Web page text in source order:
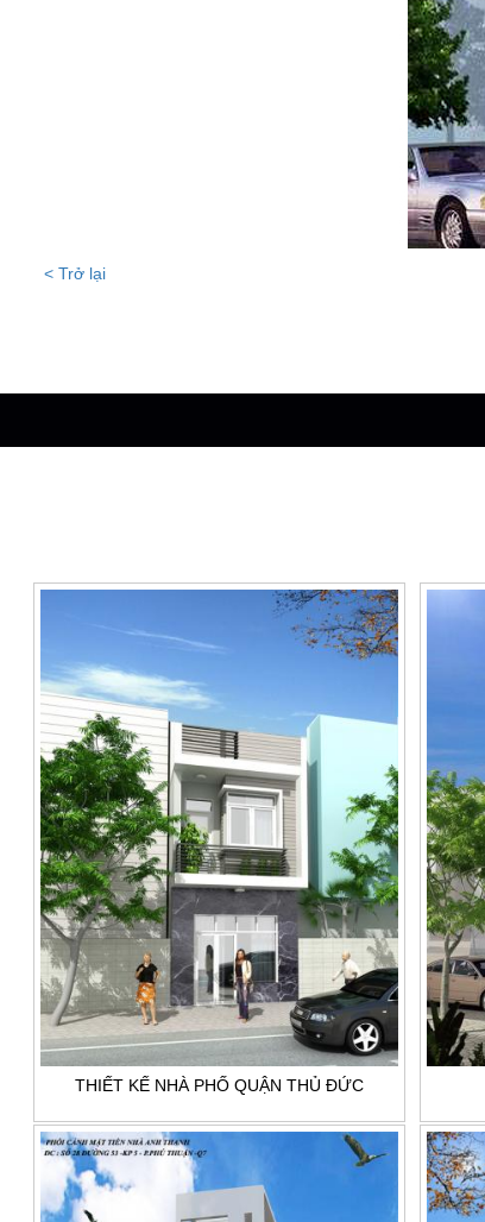
< Trở lại
THIẾT KẾ NHÀ PHỐ QUẬN THỦ ĐỨC